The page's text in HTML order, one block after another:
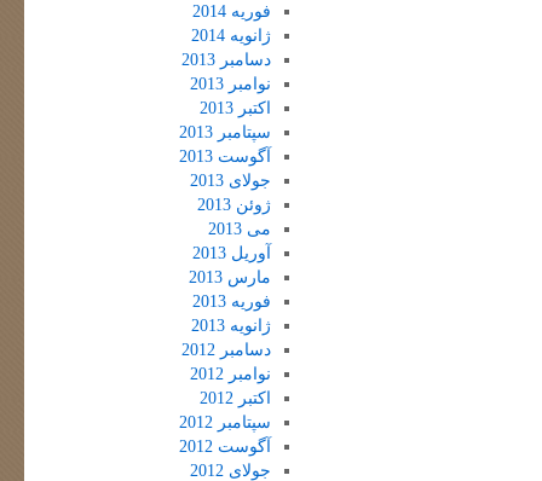
فوریه 2014
ژانویه 2014
دسامبر 2013
نوامبر 2013
اکتبر 2013
سپتامبر 2013
آگوست 2013
جولای 2013
ژوئن 2013
می 2013
آوریل 2013
مارس 2013
فوریه 2013
ژانویه 2013
دسامبر 2012
نوامبر 2012
اکتبر 2012
سپتامبر 2012
آگوست 2012
جولای 2012